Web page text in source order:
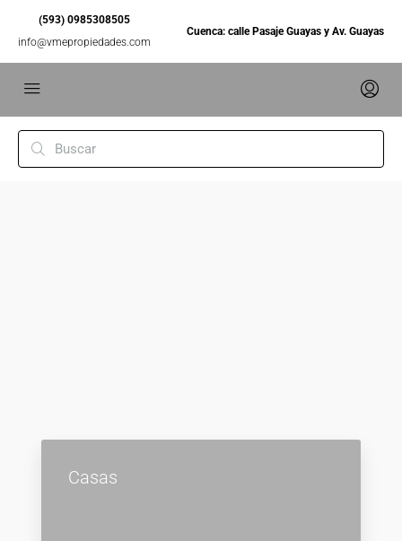
(593) 0985308505
info@vmepropiedades.com
Cuenca: calle Pasaje Guayas y Av. Guayas
Casas